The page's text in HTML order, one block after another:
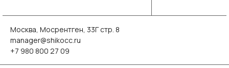
Москва, Мосрентген, 33Г стр. 8
manager@shikocc.ru
+7 980 800 27 09